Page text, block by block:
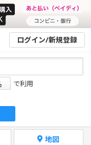
ログイン/新規登録
で利用
地図